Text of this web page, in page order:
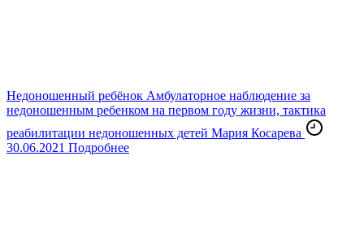
Недоношенный ребёнок Амбулаторное наблюдение за
недоношенным ребенком на первом году жизни, тактика
реабилитации недоношенных детей Мария Косарева
30.06.2021 Подробнее